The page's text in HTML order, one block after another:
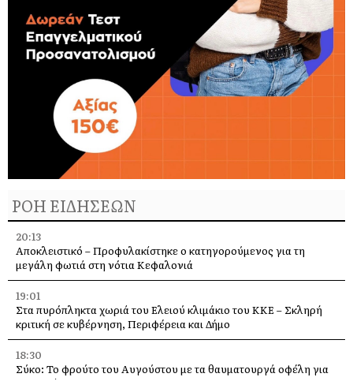
ΡΟΗ ΕΙΔΗΣΕΩΝ
20:13
Αποκλειστικό – Προφυλακίστηκε ο κατηγορούμενος για τη
μεγάλη φωτιά στη νότια Κεφαλονιά
19:01
Στα πυρόπληκτα χωριά του Ελειού κλιμάκιο του ΚΚΕ – Σκληρή
κριτική σε κυβέρνηση, Περιφέρεια και Δήμο
18:30
Σύκο: Το φρούτο του Αυγούστου με τα θαυματουργά οφέλη για